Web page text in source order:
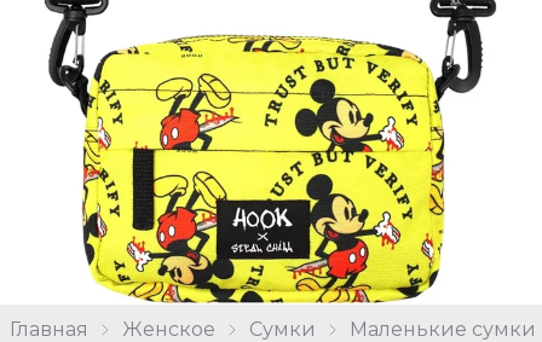
Главная Женское Сумки Маленькие сумки